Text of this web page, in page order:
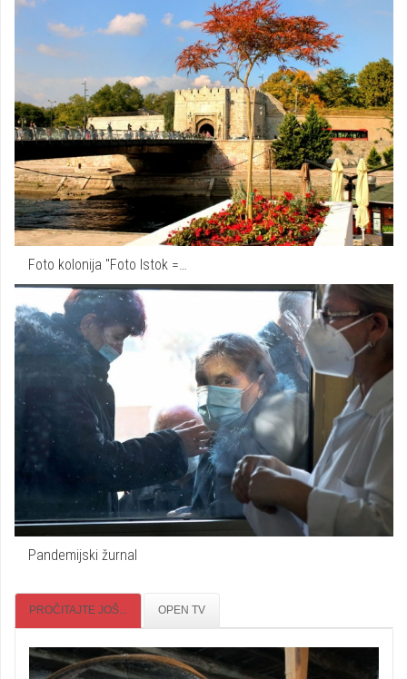
Foto kolonija "Foto Istok =…
Pandemijski žurnal
PROČITAJTE JOŠ... OPEN TV